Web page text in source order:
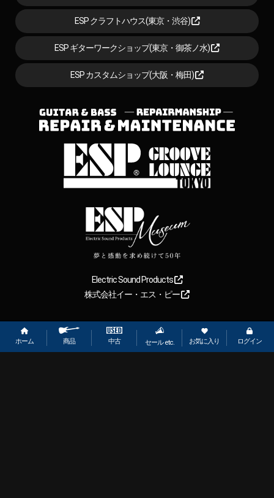
ホーム 商品 中古 セール etc. お気に入り ログイン
ESP クラフトハウス(東京・渋谷)
ESP ギターワークショップ(東京・御茶ノ水)
ESP カスタムショップ(大阪・梅田)
Electric Sound Products
株式会社イー・エス・ピー
Copyright 2026【ESP直営】BIGBOSS オンラインマーケット(ギター＆
ベース). All rights reserved.